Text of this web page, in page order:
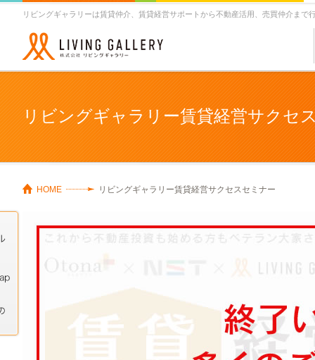
ン
プ
リビングギャラリーは賃貸仲介、賃貸経営サポートから不動産活用、売買仲介まで
リビングギャラリー賃貸経営サクセ
HOME リビングギャラリー賃貸経営サクセスセミナー